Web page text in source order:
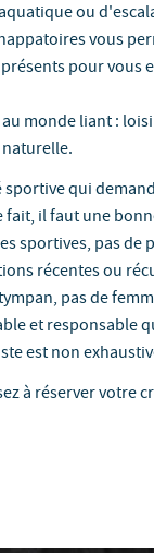
ou
vous
pour vous
monde liant :
naturelle.
qui
fait, il faut une
sportives, pas
récentes ou
pas de
et responsable
est non
à réserver votre